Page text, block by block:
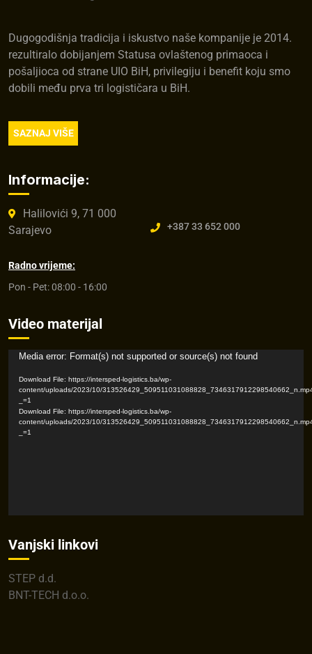
Dugogodišnja tradicija i iskustvo naše kompanije je 2014.
rezultiralo dobijanjem Statusa ovlaštenog primaoca i
pošaljioca od strane UIO BiH, privilegiju i benefit koju smo
dobili među prva tri logističara u BiH.
SAZNAJ VIŠE
Informacije:
Halilovići 9, 71 000
Sarajevo
+387 33 652 000
Radno vrijeme:
Pon - Pet: 08:00 - 16:00
Video materijal
Video
Player
Media error: Format(s) not supported or source(s) not found
Download File: https://intersped-logistics.ba/wp-
content/uploads/2023/10/
_=1
Download File: https://intersped-logistics.ba/wp-
content/uploads/2023/10/
_=1
Vanjski linkovi
STEP d.d.
BNT-TECH d.o.o.